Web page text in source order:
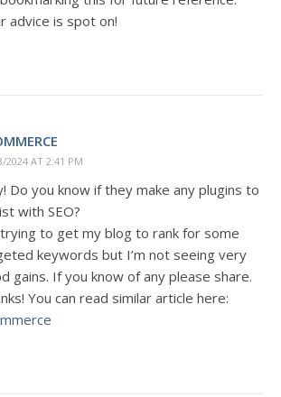
advice is spot on!
2024 AT 2:41 PM
Do you know if they make any plugins to
with SEO?
trying to get my blog to rank for some
keywords but I’m not seeing very
gains. If you know of any please share.
You can read similar article here: